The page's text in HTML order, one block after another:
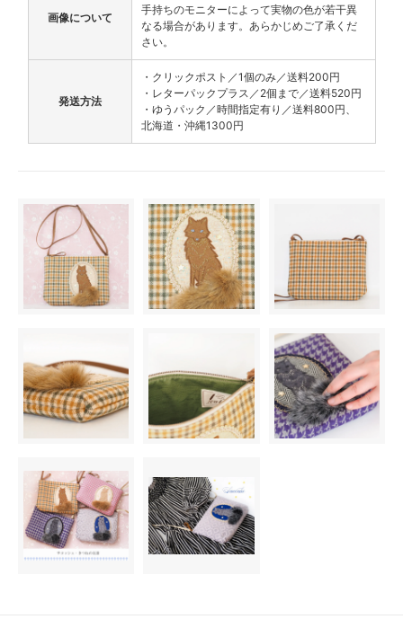
画像について
手持ちのモニターによって実物の色が若干異
なる場合があります。あらかじめご了承くだ
さい。
発送方法
・クリックポスト／1個のみ／送料200円
・レターパックプラス／2個まで／送料520円
・ゆうパック／時間指定有り／送料800円、
北海道・沖縄1300円